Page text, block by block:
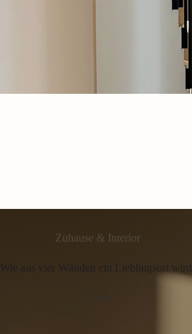
Zuhause & Interior
Wie aus vier Wänden ein Lieblingsort wird.